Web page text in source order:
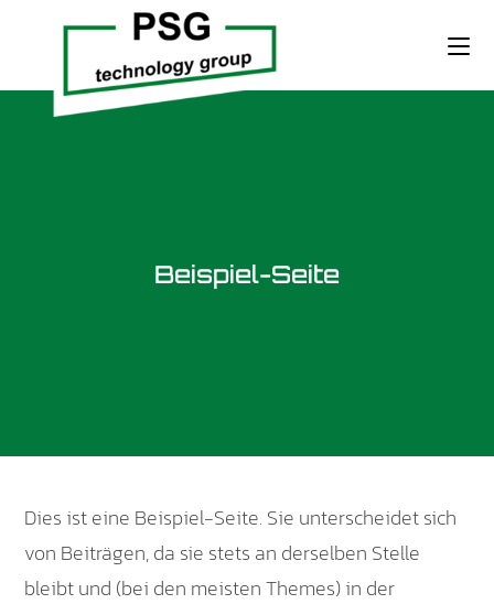
Beispiel-Seite
Dies ist eine Beispiel-Seite. Sie unterscheidet sich
von Beiträgen, da sie stets an derselben Stelle
bleibt und (bei den meisten Themes) in der